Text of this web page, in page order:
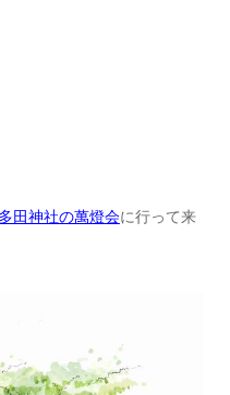
多田神社の萬燈会に行って来